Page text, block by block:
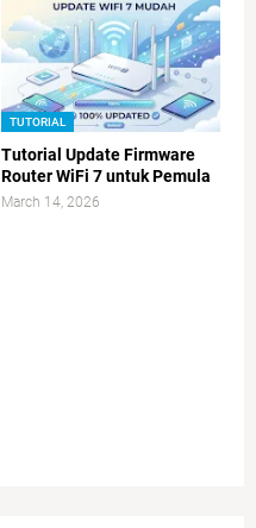
TUTORIAL
Tutorial Update Firmware
Router WiFi 7 untuk Pemula
March 14, 2026